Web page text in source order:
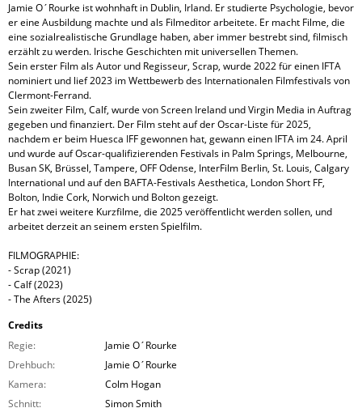
Jamie O´Rourke ist wohnhaft in Dublin, Irland. Er studierte Psychologie, bevor
er eine Ausbildung machte und als Filmeditor arbeitete. Er macht Filme, die
eine sozialrealistische Grundlage haben, aber immer bestrebt sind, filmisch
erzählt zu werden. Irische Geschichten mit universellen Themen.
Sein erster Film als Autor und Regisseur, Scrap, wurde 2022 für einen IFTA
nominiert und lief 2023 im Wettbewerb des Internationalen Filmfestivals von
Clermont-Ferrand.
Sein zweiter Film, Calf, wurde von Screen Ireland und Virgin Media in Auftrag
gegeben und finanziert. Der Film steht auf der Oscar-Liste für 2025,
nachdem er beim Huesca IFF gewonnen hat, gewann einen IFTA im 24. April
und wurde auf Oscar-qualifizierenden Festivals in Palm Springs, Melbourne,
Busan SK, Brüssel, Tampere, OFF Odense, InterFilm Berlin, St. Louis, Calgary
International und auf den BAFTA-Festivals Aesthetica, London Short FF,
Bolton, Indie Cork, Norwich und Bolton gezeigt.
Er hat zwei weitere Kurzfilme, die 2025 veröffentlicht werden sollen, und
arbeitet derzeit an seinem ersten Spielfilm.
FILMOGRAPHIE:
- Scrap (2021)
- Calf (2023)
- The Afters (2025)
Credits
Regie:
Jamie O´Rourke
Drehbuch:
Jamie O´Rourke
Kamera:
Colm Hogan
Schnitt:
Simon Smith